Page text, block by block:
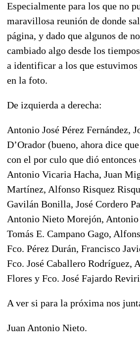
Especialmente para los que no
maravillosa reunión de donde
página, y dado que algunos de
cambiado algo desde los
a identificar a los que estuvimos
en la foto.
De izquierda a derecha:
Antonio José Pérez Fernández,
D’Orador (bueno, ahora dice
con el por culo que dió
Antonio Vicaria Hacha, Juan
Martínez, Alfonso Risquez
Gavilán Bonilla, José Cordero
Antonio Nieto Morejón, Antonio
Tomás E. Campano Gago,
Fco. Pérez Durán, Francisco
Fco. José Caballero Rodríguez,
Flores y Fco. José Fajardo
A ver si para la próxima nos
Juan Antonio Nieto.